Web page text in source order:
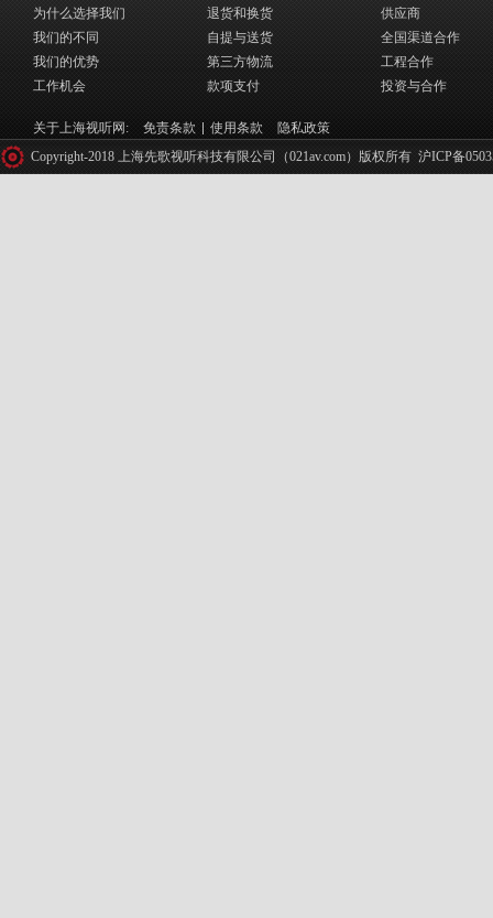
为什么选择我们
我们的不同
我们的优势
工作机会
退货和换货
自提与送货
第三方物流
款项支付
供应商
全国渠道合作
工程合作
投资与合作
关于上海视听网: 免责条款 使用条款
隐私政策
Copyright-2018 上海先歌视听科技有限公司（021av.com）版权所有 沪ICP备